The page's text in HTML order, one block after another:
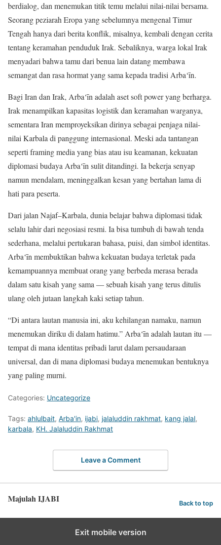
berdialog, dan menemukan titik temu melalui nilai-nilai bersama.
Seorang peziarah Eropa yang sebelumnya mengenal Timur
Tengah hanya dari berita konflik, misalnya, kembali dengan cerita
tentang keramahan penduduk Irak. Sebaliknya, warga lokal Irak
menyadari bahwa tamu dari benua lain datang membawa
semangat dan rasa hormat yang sama kepada tradisi Arba‘īn.
Bagi Iran dan Irak, Arba‘īn adalah aset soft power yang berharga.
Irak menampilkan kapasitas logistik dan keramahan warganya,
sementara Iran memproyeksikan dirinya sebagai penjaga nilai-
nilai Karbala di panggung internasional. Meski ada tantangan
seperti framing media yang bias atau isu keamanan, kekuatan
diplomasi budaya Arba‘īn sulit ditandingi. Ia bekerja senyap
namun mendalam, meninggalkan kesan yang bertahan lama di
hati para peserta.
Dari jalan Najaf–Karbala, dunia belajar bahwa diplomasi tidak
selalu lahir dari negosiasi resmi. Ia bisa tumbuh di bawah tenda
sederhana, melalui pertukaran bahasa, puisi, dan simbol identitas.
Arba‘īn membuktikan bahwa kekuatan budaya terletak pada
kemampuannya membuat orang yang berbeda merasa berada
dalam satu kisah yang sama — sebuah kisah yang terus ditulis
ulang oleh jutaan langkah kaki setiap tahun.
“Di antara lautan manusia ini, aku kehilangan namaku, namun
menemukan diriku di dalam hatimu.” Arba‘īn adalah lautan itu —
tempat di mana identitas pribadi larut dalam persaudaraan
universal, dan di mana diplomasi budaya menemukan bentuknya
yang paling murni.
Categories: Uncategorize
Tags: ahlulbait, Arba'in, ijabi, jalaluddin rakhmat, kang jalal,
karbala, KH. Jalaluddin Rakhmat
Leave a Comment
Majulah IJABI Back to top
Exit mobile version